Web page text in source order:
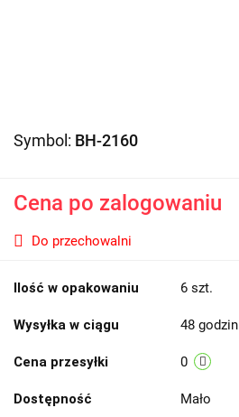
Symbol: BH-2160
Cena po zalogowaniu
Do przechowalni
Ilość w opakowaniu 6 szt.
Wysyłka w ciągu 48 godzin
Cena przesyłki 0
Dostępność Mało